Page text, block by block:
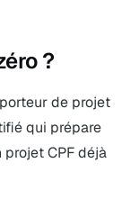
?
de projet
qui prépare
projet CPF déjà